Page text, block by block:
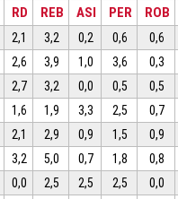
RD REB ASI PER ROB
2,1 3,2 0,2 0,6 0,6
2,6 3,9 1,0 3,6 0,3
2,7 3,2 0,0 0,5 0,5
1,6 1,9 3,3 2,5 0,7
2,1 2,9 0,9 1,5 0,9
3,2 5,0 0,7 1,8 0,8
0,0 2,5 2,5 2,5 0,0